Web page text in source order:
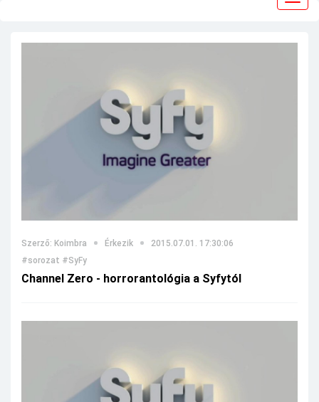
Szerző: Koimbra Érkezik
2015.07.01. 17:30:06
#sorozat #SyFy
Channel Zero - horrorantológia a Syfytól